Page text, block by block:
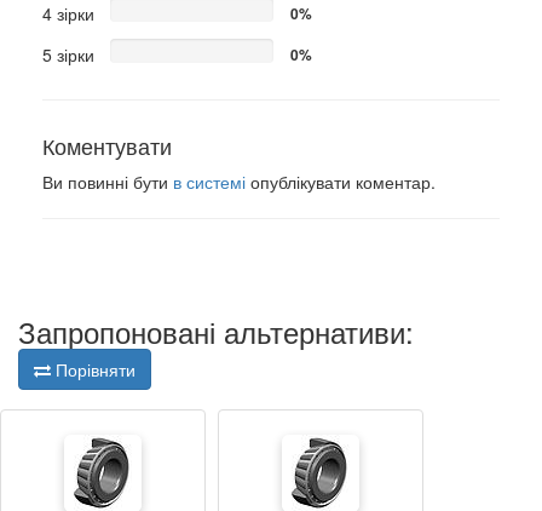
4 зірки 0%
5 зірки 0%
Коментувати
Ви повинні бути в системі опублікувати коментар.
Запропоновані альтернативи:
Порівняти